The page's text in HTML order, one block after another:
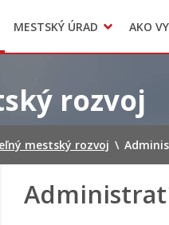
MESTSKÝ ÚRAD AKO
office
rozvoj
mestský rozvoj \